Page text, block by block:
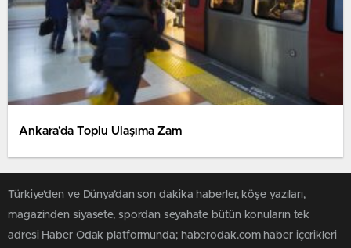
Ankara’da Toplu Ulaşıma Zam
Türkiye'den ve Dünya’dan son dakika haberler, köşe yazıları,
magazinden siyasete, spordan seyahate bütün konuların tek
adresi Haber Odak platformunda; haberodak.com haber içerikleri